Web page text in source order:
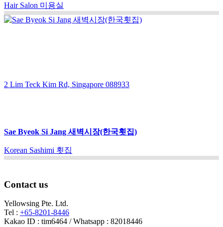
Hair Salon 미용실
2 Lim Teck Kim Rd, Singapore 088933
Sae Byeok Si Jang 새벽시장(한국횟집)
Korean Sashimi 횟집
Contact us
Yellowsing Pte. Ltd.
Tel : +65-8201-8446
Kakao ID : tim6464 / Whatsapp : 82018446